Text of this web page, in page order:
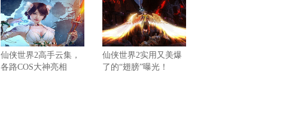
仙侠世界2高手云集，
各路COS大神亮相
仙侠世界2实用又美爆
了的“翅膀”曝光！